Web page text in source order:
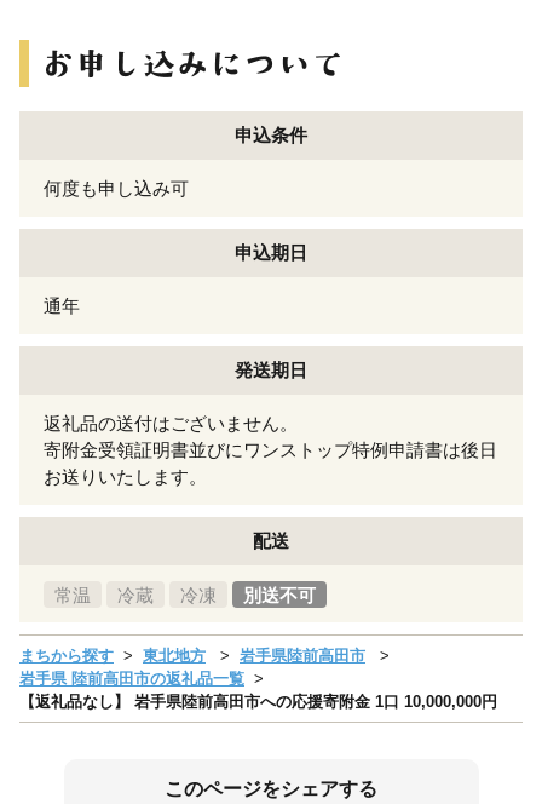
申込条件
何度も申し込み可
申込期日
通年
発送期日
返礼品の送付はございません。
寄附金受領証明書並びにワンストップ特例申請書は後日
お送りいたします。
配送
常温 冷蔵 冷凍 別送不可
まちから探す 東北地方
岩手県陸前高田市
岩手県 陸前高田市の返礼品一覧
【返礼品なし】 岩手県陸前高田市への応援寄附金 1口 10,000,000円
このページをシェアする